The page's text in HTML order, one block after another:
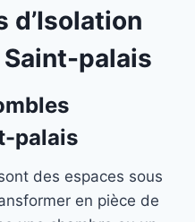
d’Isolation
palais
palais
des espaces sous
en pièce de